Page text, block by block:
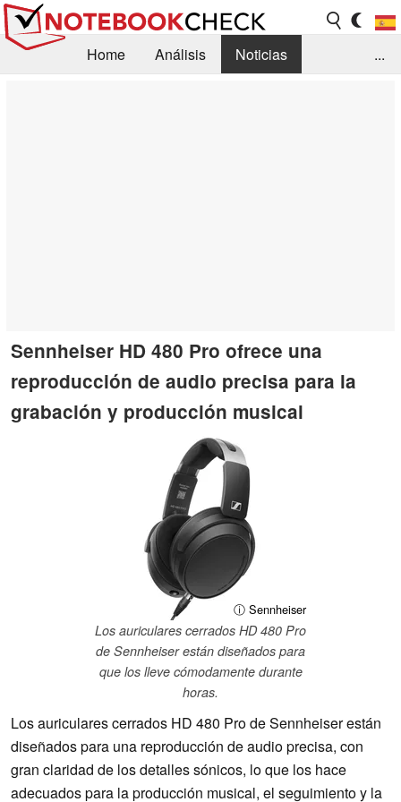
Home Análisis
Noticias
...
Sennheiser HD 480 Pro ofrece una
reproducción de audio precisa para la
grabación y producción musical
ⓘ Sennheiser
Los auriculares cerrados HD 480 Pro
de Sennheiser están diseñados para
que los lleve cómodamente durante
horas.
Los auriculares cerrados HD 480 Pro de Sennheiser están
diseñados para una reproducción de audio precisa, con
gran claridad de los detalles sónicos, lo que los hace
adecuados para la producción musical, el seguimiento y la